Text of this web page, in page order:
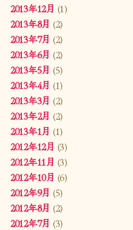
2013年12月 (1)
2013年8月 (2)
2013年7月 (2)
2013年6月 (2)
2013年5月 (5)
2013年4月 (1)
2013年3月 (2)
2013年2月 (2)
2013年1月 (1)
2012年12月 (3)
2012年11月 (3)
2012年10月 (6)
2012年9月 (5)
2012年8月 (2)
2012年7月 (3)